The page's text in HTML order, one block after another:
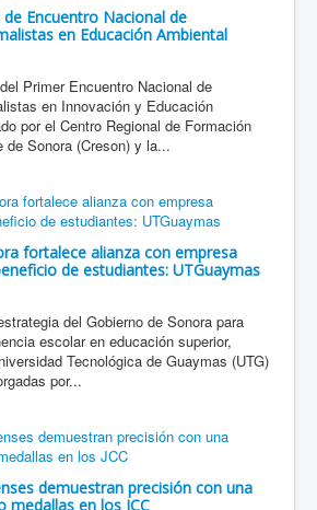
Encuentro Nacional de
en Educación Ambiental
Primer Encuentro Nacional de
en Innovación y Educación
por el Centro Regional de Formación
de Sonora (Creson) y la...
fortalece alianza con empresa
de estudiantes: UTGuaymas
del Gobierno de Sonora para
escolar en educación superior,
Tecnológica de Guaymas (UTG)
por...
demuestran precisión con una
medallas en los JCC